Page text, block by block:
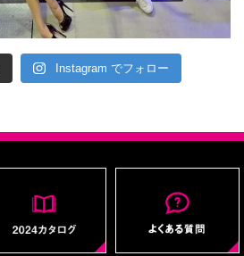
Instagram でフォロー